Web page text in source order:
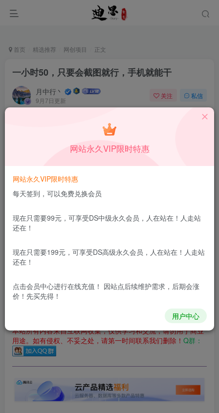
首页 精选推荐 网创项目 正文
一小时50，只要会截图就行，手机就能干
月中行丶
9月7日更新
关注 私信
一小时50，只要会截图就行，手机就能干
此内容为付费资源，请付费后查看
￥9.9
DS中级会员免费
本站付费资源为网络虚拟产品，由于网络资源具有极快的可复制性，
本站内容分为：登录回复下载，积分下载，RMB下载，积分下
载及登录回复下载，都为免费资源，积分只需签到就可以获
得！
本站所有内容来自互联网收集，仅供学习和交流，请勿用于商业
用途。如有侵权、不妥之处，请第一时间联系我们删除！ Q群：
网站永久VIP限时特惠
网站永久VIP限时特惠
每天签到，可以免费兑换会员
现在只需要99元，可享受DS中级永久会员，人在站在！人走站
还在！
现在只需要199元，可享受DS高级永久会员，人在站在！人走站
还在！
点击会员中心进行在线充值！ 因站点后续维护需求，后期会涨
价！先买先得！
用户中心